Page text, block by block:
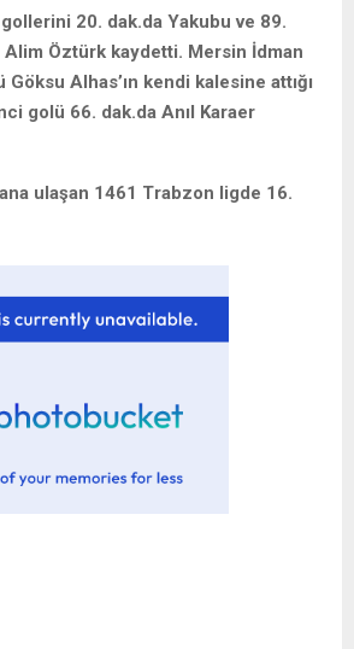
20. dak.da Yakubu ve 89.
Alim Öztürk kaydetti. Mersin İdman
Alhas’ın kendi kalesine attığı
golü 66. dak.da Anıl Karaer
ulaşan 1461 Trabzon ligde 16.